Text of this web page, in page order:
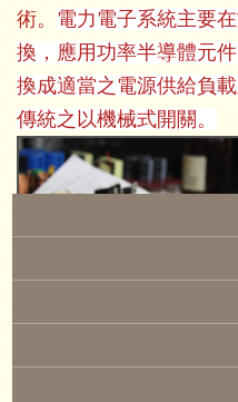
術。 電力電子系統主要
換，應用功率半導體元
換成適當之電源供給負
傳統之以機械式開關。